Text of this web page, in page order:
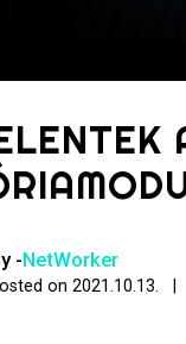
-NetWorker
on2021.10.13.